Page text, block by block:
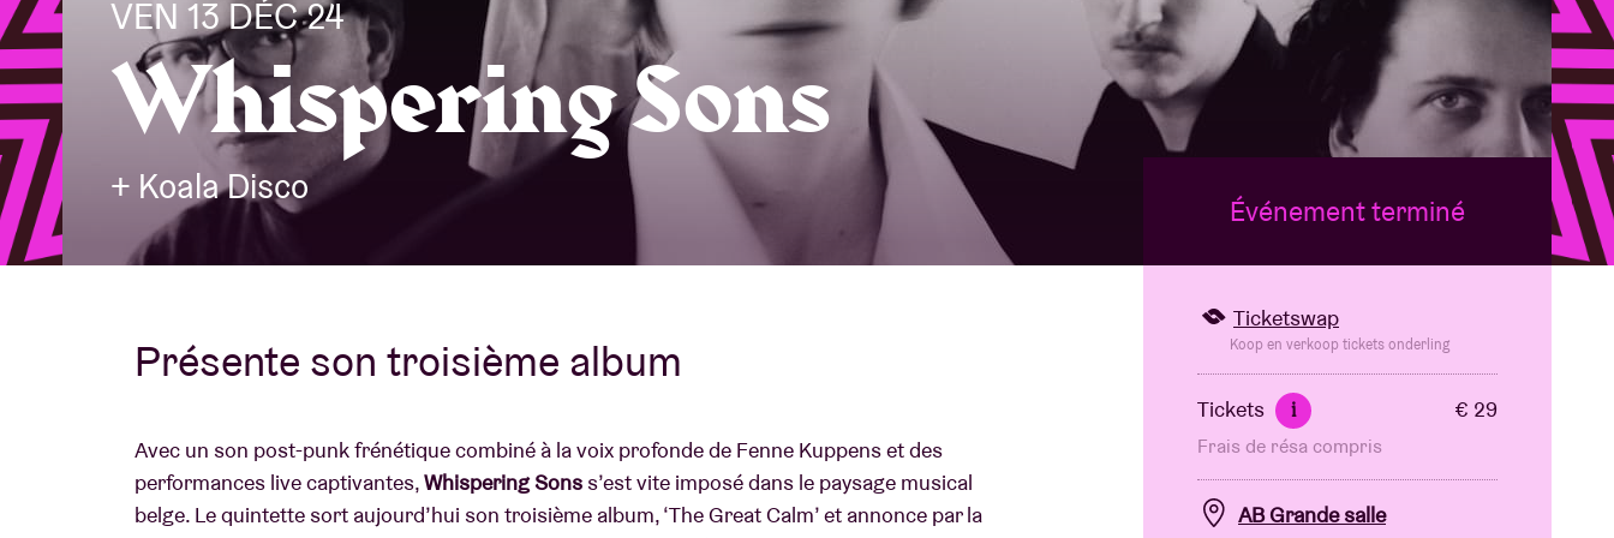
Infos visiteurs
AB ❤ you
À propos de l'AB
Contact
VEN 13 DÉC 24
Whispering Sons
+ Koala Disco
Présente son troisième album
Avec un son post-punk frénétique combiné à la voix profonde de Fenne Kuppens et des
performances live captivantes,Whispering Sons s’est vite imposé dans le paysage musical
belge. Le quintette sort aujourd’hui son troisième album, ‘The Great Calm’ et annonce par la
Événement terminé
Ticketswap
Koop en verkoop tickets onderling
Tickets i € 29
Frais de résa compris
AB Grande salle